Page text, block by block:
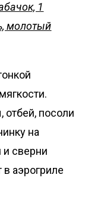
1
молотый
отбей, посоли
на
и сверни
в аэрогриле